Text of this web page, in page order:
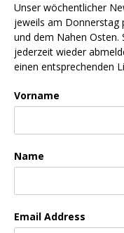
Unser wöchentlicher
jeweils am Donnerstag
und dem Nahen Osten.
jederzeit wieder
einen entsprechenden
Vorname
Name
Email Address